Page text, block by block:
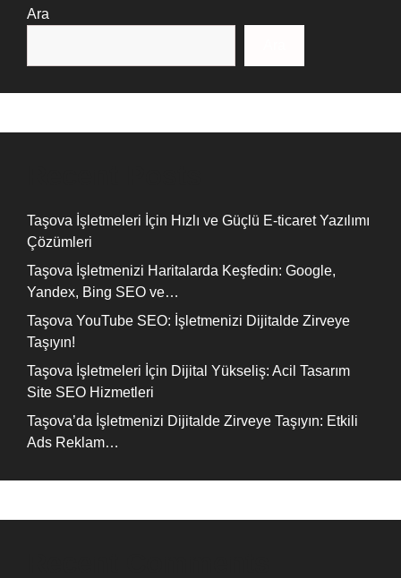
Ara
Taşova İşletmeleri İçin Hızlı ve Güçlü E-ticaret Yazılımı
Çözümleri
Taşova İşletmenizi Haritalarda Keşfedin: Google,
Yandex, Bing SEO ve…
Taşova YouTube SEO: İşletmenizi Dijitalde Zirveye
Taşıyın!
Taşova İşletmeleri İçin Dijital Yükseliş: Acil Tasarım
Site SEO Hizmetleri
Taşova’da İşletmenizi Dijitalde Zirveye Taşıyın: Etkili
Ads Reklam…